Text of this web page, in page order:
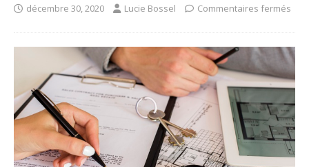
décembre 30, 2020 Lucie Bossel Commentaires fermés